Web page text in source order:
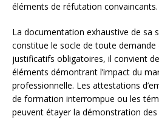
éléments de réfutation convaincants.
La documentation exhaustive de sa
constitue le socle de toute demande
justificatifs obligatoires, il convient
éléments démontrant l’impact du
professionnelle. Les attestations
de formation interrompue ou les
peuvent étayer la démonstration